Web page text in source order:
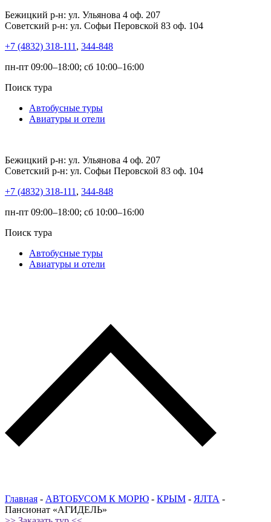
Бежицкий р-н: ул. Ульянова 4 оф. 207
Советский р-н: ул. Софьи Перовской 83 оф. 104
+7 (4832) 318-111 , 344-848
пн-пт 09:00–18:00; сб 10:00–16:00
Поиск тура
Автобусные туры
Авиатуры и отели
Бежицкий р-н: ул. Ульянова 4 оф. 207
Советский р-н: ул. Софьи Перовской 83 оф. 104
+7 (4832) 318-111 , 344-848
пн-пт 09:00–18:00; сб 10:00–16:00
Поиск тура
Автобусные туры
Авиатуры и отели
Главная - АВТОБУСОМ К МОРЮ - КРЫМ - ЯЛТА -
Пансионат «АГИДЕЛЬ»